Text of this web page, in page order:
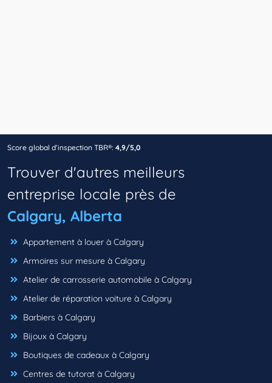
Score global d’inspection TBR®: 4,9/5,0
Trouver d'autres meilleurs
entreprise locale près de
Calgary, Alberta
Appartement à louer à Calgary
Armoires sur mesure à Calgary
Atelier de carrosserie automobile à Calgary
Atelier de réparation voiture à Calgary
Barbiers à Calgary
Bijoux à Calgary
Boutiques de cadeaux à Calgary
Centres de tutorat à Calgary